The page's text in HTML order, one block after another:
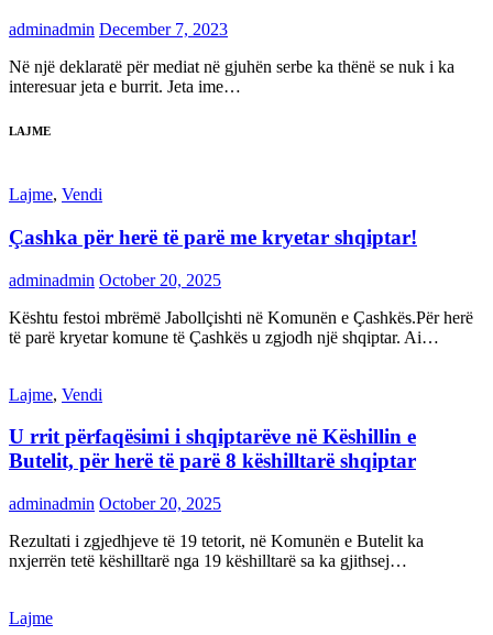
adminadmin December 7, 2023
Në një deklaratë për mediat në gjuhën serbe ka thënë se nuk i ka
interesuar jeta e burrit. Jeta ime…
LAJME
Lajme, Vendi
Çashka për herë të parë me kryetar shqiptar!
adminadmin October 20, 2025
Kështu festoi mbrëmë Jabollçishti në Komunën e Çashkës.Për herë
të parë kryetar komune të Çashkës u zgjodh një shqiptar. Ai…
Lajme, Vendi
U rrit përfaqësimi i shqiptarëve në Këshillin e
Butelit, për herë të parë 8 këshilltarë shqiptar
adminadmin October 20, 2025
Rezultati i zgjedhjeve të 19 tetorit, në Komunën e Butelit ka
nxjerrën tetë këshilltarë nga 19 këshilltarë sa ka gjithsej…
Lajme